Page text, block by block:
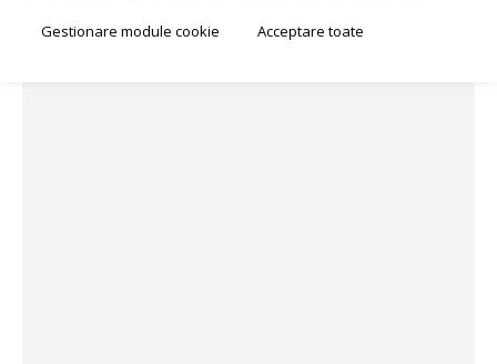
Gestionare module cookie Acceptare toate